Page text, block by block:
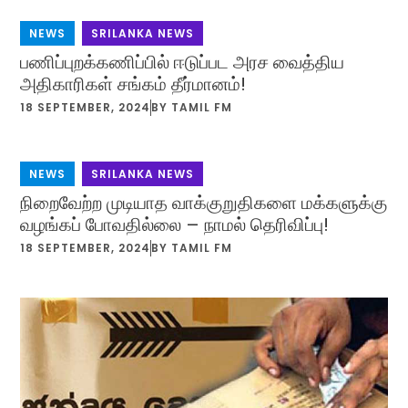
NEWS SRILANKA NEWS
பணிப்புறக்கணிப்பில் ஈடுப்பட அரச வைத்திய
அதிகாரிகள் சங்கம் தீர்மானம்!
18 SEPTEMBER, 2024 BY TAMIL FM
NEWS SRILANKA NEWS
நிறைவேற்ற முடியாத வாக்குறுதிகளை மக்களுக்கு
வழங்கப் போவதில்லை – நாமல் தெரிவிப்பு!
18 SEPTEMBER, 2024 BY TAMIL FM